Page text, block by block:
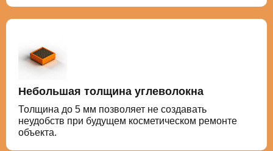
Небольшая толщина углеволокна
Толщина до 5 мм позволяет не создавать
неудобств при будущем косметическом ремонте
объекта.